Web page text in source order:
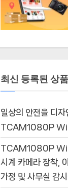
최신 등록된 상품
일상의 안전을 디자
TCAM1080P
TCAM1080P
시계 카메라 장착,
가정 및 사무실 감